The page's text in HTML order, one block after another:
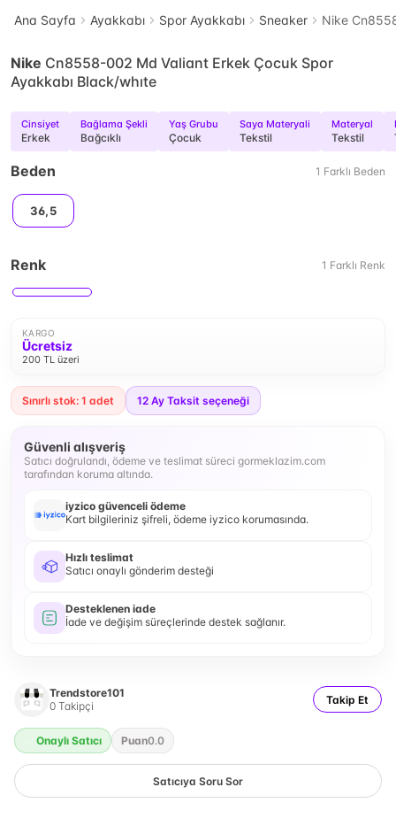
Ana Sayfa Ayakkabı Spor Ayakkabı Sneaker Nike
Nike Cn8558-002 Md Valiant Erkek Çocuk Spor
Ayakkabı Black/whıte
Cinsiyet
Erkek
Bağlama Şekli
Bağcıklı
Yaş Grubu
Çocuk
Saya Materyali
Tekstil
Materyal
Tekstil
Beden 1 Farklı Beden
36,5
Renk 1 Farklı Renk
KARGO
Ücretsiz
200 TL üzeri
Sınırlı stok: 1 adet 12 Ay Taksit seçeneği
Güvenli alışveriş
Satıcı doğrulandı, ödeme ve teslimat süreci gormeklazim.com
tarafından koruma altında.
iyzico güvenceli ödeme
Kart bilgileriniz şifreli, ödeme iyzico korumasında.
Hızlı teslimat
Satıcı onaylı gönderim desteği
Desteklenen iade
İade ve değişim süreçlerinde destek sağlanır.
Trendstore101
0 Takipçi Takip Et
Onaylı Satıcı Puan0.0
Satıcıya Soru Sor